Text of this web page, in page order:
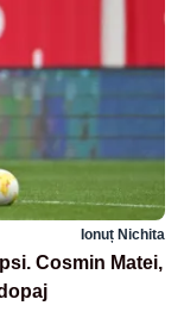
Ionuț Nichita
Cosmin Matei,